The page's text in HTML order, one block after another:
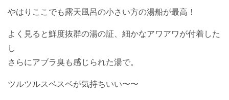
やはりここでも露天風呂の小さい方の湯船が最高！
よく見ると鮮度抜群の湯の証、細かなアワアワが付着した
し
さらにアブラ臭も感じられた湯で。
ツルツルスベスベが気持ちいい〜〜